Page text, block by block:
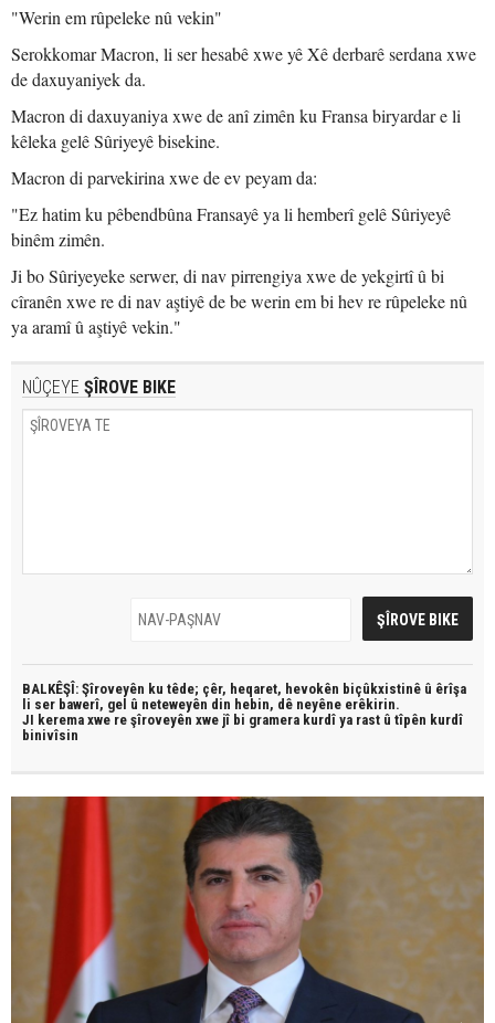
"Werin em rûpeleke nû vekin"
Serokkomar Macron, li ser hesabê xwe yê Xê derbarê serdana xwe
de daxuyaniyek da.
Macron di daxuyaniya xwe de anî zimên ku Fransa biryardar e li
kêleka gelê Sûriyeyê bisekine.
Macron di parvekirina xwe de ev peyam da:
"Ez hatim ku pêbendbûna Fransayê ya li hemberî gelê Sûriyeyê
binêm zimên.
Ji bo Sûriyeyeke serwer, di nav pirrengiya xwe de yekgirtî û bi
cîranên xwe re di nav aştiyê de be werin em bi hev re rûpeleke nû
ya aramî û aştiyê vekin."
NÛÇEYE ŞÎROVE BIKE
BALKÊŞÎ: Şîroveyên ku têde; çêr, heqaret, hevokên biçûkxistinê û êrîşa
li ser bawerî, gel û neteweyên din hebin, dê neyêne erêkirin.
JI kerema xwe re şîroveyên xwe jî bi gramera kurdî ya rast û tîpên kurdî
binivîsin